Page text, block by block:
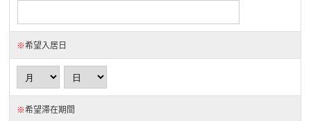
※希望入居日
※希望滞在期間